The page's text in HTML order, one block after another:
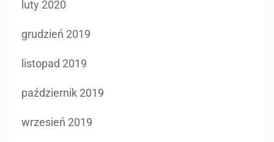
luty 2020
grudzień 2019
listopad 2019
październik 2019
wrzesień 2019